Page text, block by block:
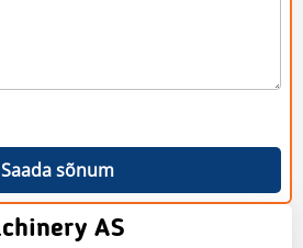
Saada sõnum
AS